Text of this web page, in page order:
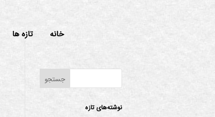
خانه تازه ها
نوشته‌های تازه